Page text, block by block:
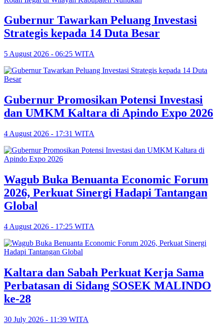
Gubernur Tawarkan Peluang Investasi
Strategis kepada 14 Duta Besar
5 August 2026 - 06:25 WITA
Gubernur Promosikan Potensi Investasi
dan UMKM Kaltara di Apindo Expo 2026
4 August 2026 - 17:31 WITA
Wagub Buka Benuanta Economic Forum
2026, Perkuat Sinergi Hadapi Tantangan
Global
4 August 2026 - 17:25 WITA
Kaltara dan Sabah Perkuat Kerja Sama
Perbatasan di Sidang SOSEK MALINDO
ke-28
30 July 2026 - 11:39 WITA